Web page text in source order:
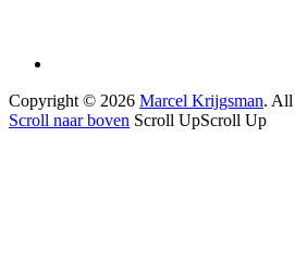
Copyright © 2026 Marcel Krijgsman. All
Scroll naar boven Scroll UpScroll Up